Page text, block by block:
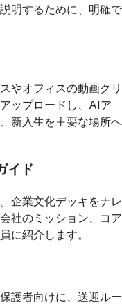
明するために、明確で
やオフィスの動画クリ
ップロードし、AIア
新入生を主要な場所へ
イド
企業文化デッキをナレ
社のミッション、コア
に紹介します。
護者向けに、送迎ルー